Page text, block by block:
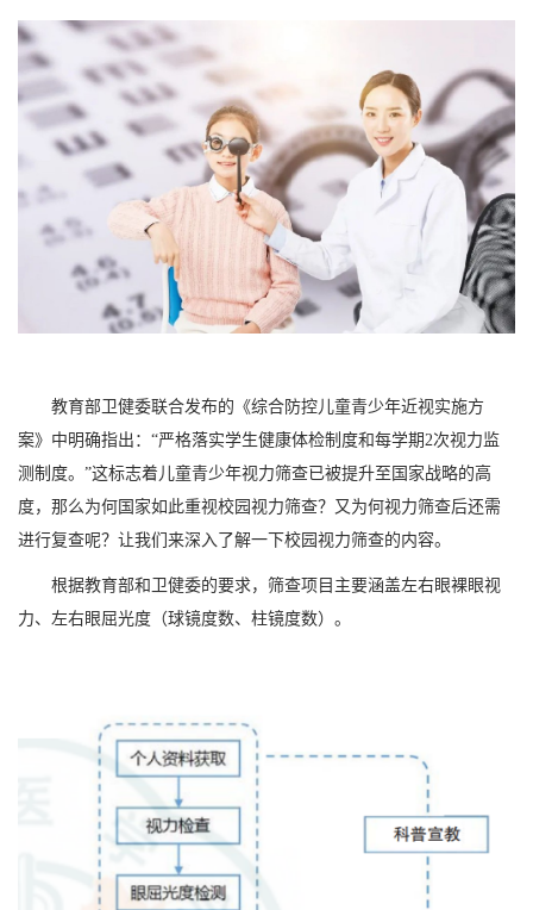
教育部卫健委联合发布的《综合防控儿童青少年近视实施方
案》中明确指出：“严格落实学生健康体检制度和每学期2次视力监
测制度。”这标志着儿童青少年视力筛查已被提升至国家战略的高
度，那么为何国家如此重视校园视力筛查？又为何视力筛查后还需
进行复查呢？ 让我们来深入了解一下校园视力筛查的内容。
根据教育部和卫健委的要求，筛查项目主要涵盖左右眼裸眼视
力、左右眼屈光度（球镜度数、柱镜度数）。